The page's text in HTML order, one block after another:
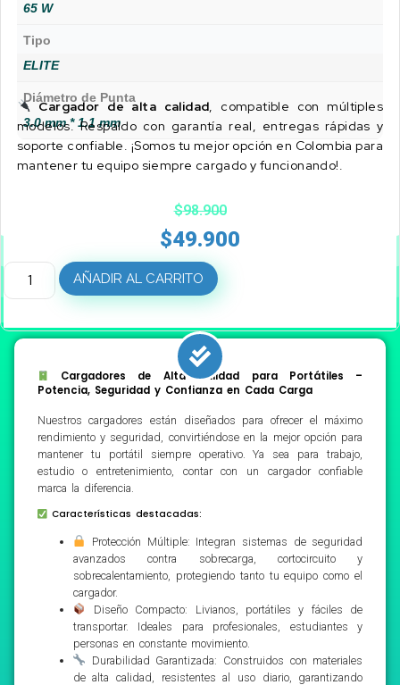
65 W
Tipo
ELITE
Diámetro de Punta
3.0 mm * 1.1 mm
Cargador de alta calidad , compatible con múltiples
modelos. Respaldo con garantía real, entregas rápidas y
soporte confiable. ¡Somos tu mejor opción en Colombia para
mantener tu equipo siempre cargado y funcionando!.
$98.900
$49.900
AÑADIR AL CARRITO
Cargadores de Alta Calidad para Portátiles –
Potencia, Seguridad y Confianza en Cada Carga
Nuestros cargadores están diseñados para ofrecer el máximo
rendimiento y seguridad, convirtiéndose en la mejor opción para
mantener tu portátil siempre operativo. Ya sea para trabajo,
estudio o entretenimiento, contar con un cargador confiable
marca la diferencia.
Características destacadas:
Protección Múltiple: Integran sistemas de seguridad
avanzados contra sobrecarga, cortocircuito y
sobrecalentamiento, protegiendo tanto tu equipo como el
cargador.
Diseño Compacto: Livianos, portátiles y fáciles de
transportar. Ideales para profesionales, estudiantes y
personas en constante movimiento.
Durabilidad Garantizada: Construidos con materiales
de alta calidad, resistentes al uso diario, garantizando